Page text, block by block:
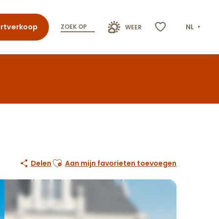
ZOEK OP WEER NL
Delen Ajouter aux favoris
Aan mijn favorieten toevoegen